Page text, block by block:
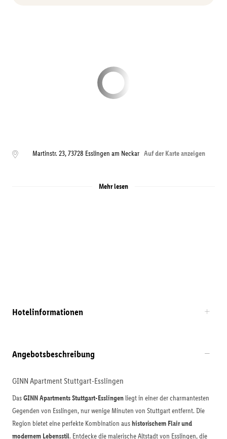
Martinstr. 23,73728 Esslingen am Neckar Auf der Karte anzeigen
Mehr lesen
Hotelinformationen
Angebotsbeschreibung
GINN Apartment Stuttgart-Esslingen
DasGINN Apartments Stuttgart-Esslingen liegt in einer der charmantesten
Gegenden von Esslingen, nur wenige Minuten von Stuttgart entfernt. Die
Region bietet eine perfekte Kombination aushistorischem Flair und
modernem Lebensstil. Entdecke die malerische Altstadt von Esslingen, die